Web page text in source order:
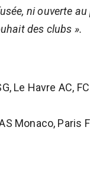
ni ouverte
des clubs ».
Le Havre AC,
Monaco, Paris